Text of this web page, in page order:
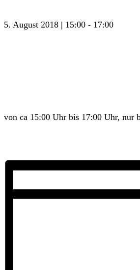
5. August 2018 | 15:00 - 17:00
von ca 15:00 Uhr bis 17:00 Uhr, nur